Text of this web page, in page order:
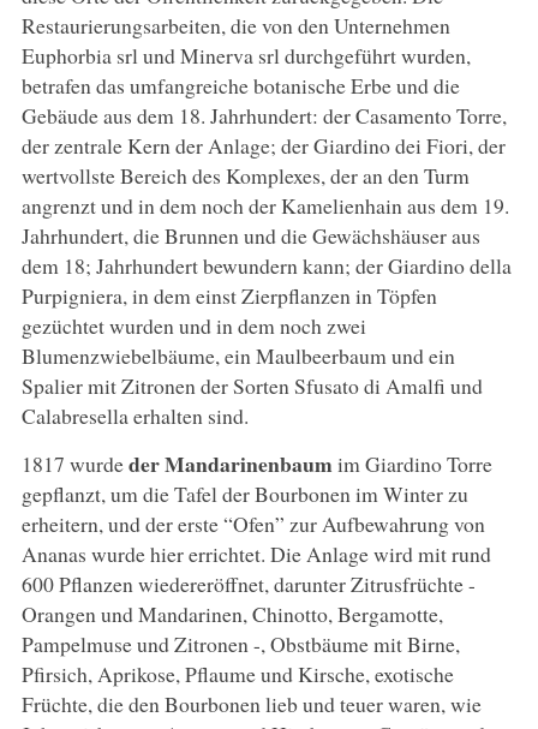
Restaurierungsarbeiten, die von den Unternehmen
Euphorbia srl und Minerva srl durchgeführt wurden,
betrafen das umfangreiche botanische Erbe und die
Gebäude aus dem 18. Jahrhundert: der Casamento Torre,
der zentrale Kern der Anlage; der Giardino dei Fiori, der
wertvollste Bereich des Komplexes, der an den Turm
angrenzt und in dem noch der Kamelienhain aus dem 19.
Jahrhundert, die Brunnen und die Gewächshäuser aus
dem 18; Jahrhundert bewundern kann; der Giardino della
Purpigniera, in dem einst Zierpflanzen in Töpfen
gezüchtet wurden und in dem noch zwei
Blumenzwiebelbäume, ein Maulbeerbaum und ein
Spalier mit Zitronen der Sorten Sfusato di Amalfi und
Calabresella erhalten sind.
1817 wurdeder Mandarinenbaumim Giardino Torre
gepflanzt, um die Tafel der Bourbonen im Winter zu
erheitern, und der erste “Ofen” zur Aufbewahrung von
Ananas wurde hier errichtet. Die Anlage wird mit rund
600 Pflanzen wiedereröffnet, darunter Zitrusfrüchte -
Orangen und Mandarinen, Chinotto, Bergamotte,
Pampelmuse und Zitronen -, Obstbäume mit Birne,
Pfirsich, Aprikose, Pflaume und Kirsche, exotische
Früchte, die den Bourbonen lieb und teuer waren, wie